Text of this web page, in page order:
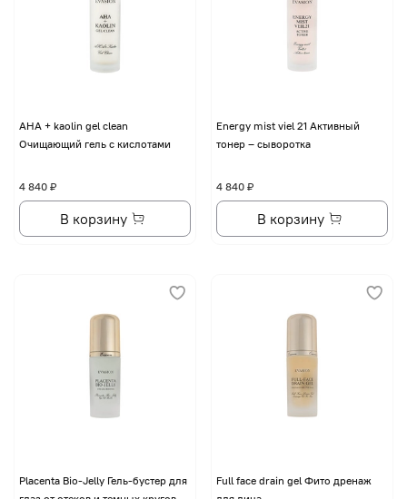
AHA + kaolin gel clean
Очищающий гель с кислотами
4 840 ₽
В корзину
Energy mist viel 21 Активный
тонер – сыворотка
4 840 ₽
В корзину
Placenta Bio-Jelly Гель-бустер для
Full face drain gel Фито дренаж